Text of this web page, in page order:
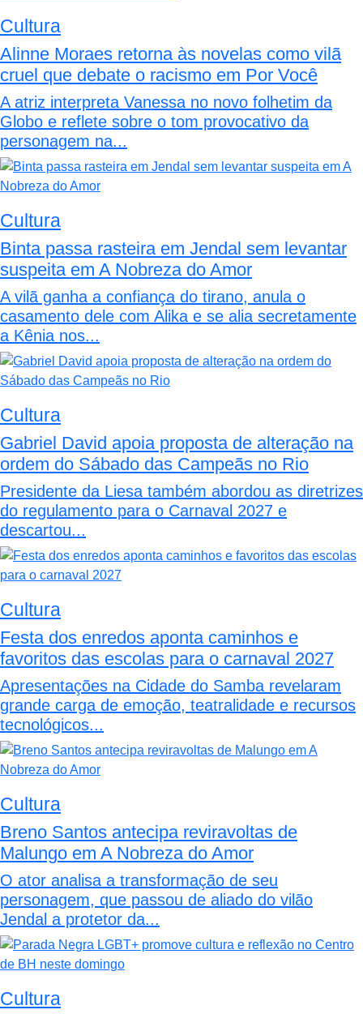
Cultura
Alinne Moraes retorna às novelas como vilã
cruel que debate o racismo em Por Você
A atriz interpreta Vanessa no novo folhetim da
Globo e reflete sobre o tom provocativo da
personagem na...
Cultura
Binta passa rasteira em Jendal sem levantar
suspeita em A Nobreza do Amor
A vilã ganha a confiança do tirano, anula o
casamento dele com Alika e se alia secretamente
a Kênia nos...
Cultura
Gabriel David apoia proposta de alteração na
ordem do Sábado das Campeãs no Rio
Presidente da Liesa também abordou as diretrizes
do regulamento para o Carnaval 2027 e
descartou...
Cultura
Festa dos enredos aponta caminhos e
favoritos das escolas para o carnaval 2027
Apresentações na Cidade do Samba revelaram
grande carga de emoção, teatralidade e recursos
tecnológicos...
Cultura
Breno Santos antecipa reviravoltas de
Malungo em A Nobreza do Amor
O ator analisa a transformação de seu
personagem, que passou de aliado do vilão
Jendal a protetor da...
Cultura